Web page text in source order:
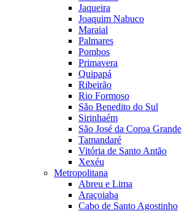
Jaqueira
Joaquim Nabuco
Maraial
Palmares
Pombos
Primavera
Quipapá
Ribeirão
Rio Formoso
São Benedito do Sul
Sirinhaém
São José da Coroa Grande
Tamandaré
Vitória de Santo Antão
Xexéu
Metropolitana
Abreu e Lima
Araçoiaba
Cabo de Santo Agostinho